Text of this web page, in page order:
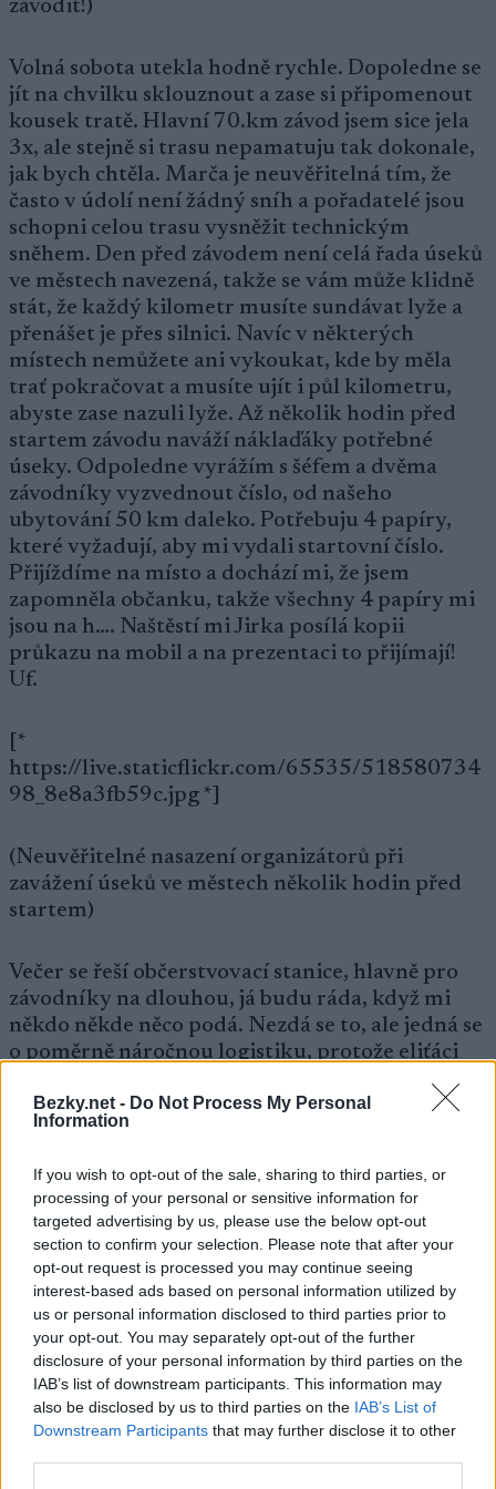
Bezky.net - Do Not Process My Personal
Information
If you wish to opt-out of the sale, sharing to third parties, or
processing of your personal or sensitive information for
targeted advertising by us, please use the below opt-out
section to confirm your selection. Please note that after your
opt-out request is processed you may continue seeing
interest-based ads based on personal information utilized by
us or personal information disclosed to third parties prior to
your opt-out. You may separately opt-out of the further
disclosure of your personal information by third parties on the
IAB’s list of downstream participants. This information may
also be disclosed by us to third parties on the IAB’s List of
Downstream Participants that may further disclose it to other
závodit!)
Volná sobota utekla hodně rychle. Dopoledne se
jít na chvilku sklouznout a zase si připomenout
kousek tratě. Hlavní 70.km závod jsem sice jela
3x, ale stejně si trasu nepamatuju tak dokonale,
jak bych chtěla. Marča je neuvěřitelná tím, že
často v údolí není žádný sníh a pořadatelé jsou
schopni celou trasu vysněžit technickým
sněhem. Den před závodem není celá řada úseků
ve městech navezená, takže se vám může klidně
stát, že každý kilometr musíte sundávat lyže a
přenášet je přes silnici. Navíc v některých
místech nemůžete ani vykoukat, kde by měla
trať pokračovat a musíte ujít i půl kilometru,
abyste zase nazuli lyže. Až několik hodin před
startem závodu naváží náklaďáky potřebné
úseky. Odpoledne vyrážím s šéfem a dvěma
závodníky vyzvednout číslo, od našeho
ubytování 50 km daleko. Potřebuju 4 papíry,
které vyžadují, aby mi vydali startovní číslo.
Přijíždíme na místo a dochází mi, že jsem
zapomněla občanku, takže všechny 4 papíry mi
jsou na h…. Naštěstí mi Jirka posílá kopii
průkazu na mobil a na prezentaci to přijímají!
Uf.
[*
https://live.staticflickr.com/65535/518580734
98_8e8a3fb59c.jpg *]
(Neuvěřitelné nasazení organizátorů při
zavážení úseků ve městech několik hodin před
startem)
Večer se řeší občerstvovací stanice, hlavně pro
závodníky na dlouhou, já budu ráda, když mi
někdo někde něco podá. Nezdá se to, ale jedná se
o poměrně náročnou logistiku, protože eliťáci
jedou hodně rychle a i pětiminutové rozdíly
mezi závodníky a ještě větší mezi závodnicemi
hrají roli. Tentokrát si ale Visma vymyslela
6ti konkrétních místech, takže se stalo, že někde
závodníci nedostali 12 km napít, což je opravdu
dlouhá vzdálenost. Zřejmě vedení seriálu tímto
chtělo přinutit závodníky, aby si vezli vlastní
pití.
Ráno nemůžu dospat a budíček v šest
zamačkávám už o hodinu dříve. Obléct se,
trochu nasnídat, sbalit vše potřebné a hurá do
auta. Na startu Marči jsem se vždy rozbíhávala
po svých, nezatěžovala jsem ostatní sběrem